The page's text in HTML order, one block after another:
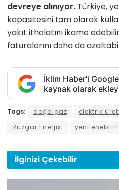
devreye alınıyor. Türkiye,
kapasitesini tam olarak
yakıt ithalatını ikame
faturalarını daha da
İklim Haber'i
kaynak olarak
Tags: doğalgaz elektrik
Rüzgar Enerjisi
yenilenebilir
İlginizi Çekebilir